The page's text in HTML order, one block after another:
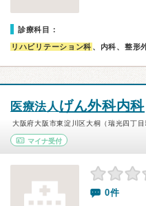
診療科目：
リハビリテーション科 、内科、整形
医療法人げん外科内科
大阪府大阪市東淀川区大桐（瑞光四丁
マイナ受付
0件